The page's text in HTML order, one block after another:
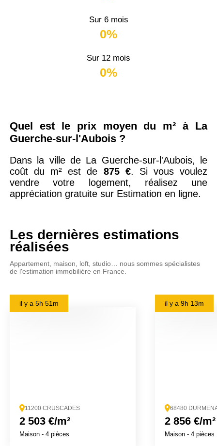
Sur 6 mois
0%
Sur 12 mois
0%
Quel est le prix moyen du m² à La
Guerche-sur-l'Aubois ?
Dans la ville de La Guerche-sur-l'Aubois, le
coût du m² est de 875 €. Si vous voulez
vendre votre logement, réalisez une
appréciation gratuite sur Estimation en ligne.
Les dernières estimations
réalisées
Appartement, maison, loft, studio… nous sommes spécialistes
de l'estimation immobilière en France.
il y a 5h 51m
11200 CRUSCADES
2 503 €/m²
Maison - 4 pièces
il y a 9h 13m
68480
2 856 €/m²
Maison - 4 pièces